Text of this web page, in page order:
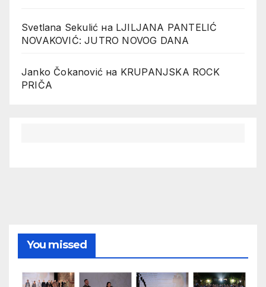
Svetlana Sekulić на LJILJANA PANTELIĆ
NOVAKOVIĆ: JUTRO NOVOG DANA
Janko Čokanović на KRUPANJSKA ROCK
PRIČA
You missed